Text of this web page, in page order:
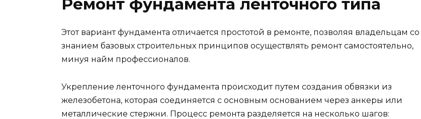
Ремонт фундамента ленточного типа
Этот вариант фундамента отличается простотой в ремонте, позволяя владельцам со
знанием базовых строительных принципов осуществлять ремонт самостоятельно,
минуя найм профессионалов.
Укрепление ленточного фундамента происходит путем создания обвязки из
железобетона, которая соединяется с основным основанием через анкеры или
металлические стержни. Процесс ремонта разделяется на несколько шагов: